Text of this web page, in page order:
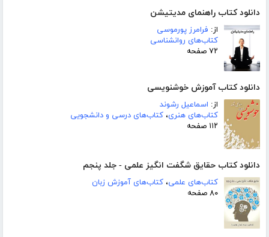
دانلود کتاب راهنمای مدیتیشن
از: فرامرز پورموسی
کتاب‌های روانشناسی
۷۲ صفحه
دانلود کتاب آموزش خوشنویسی
از: اسماعیل رشوند
کتاب‌های هنری، کتاب‌های درسی و دانشجویی
۱۱۲ صفحه
دانلود کتاب حقایق شگفت انگیز علمی - جلد پنجم
کتاب‌های علمی، کتاب‌های آموزش زبان
۸۰ صفحه